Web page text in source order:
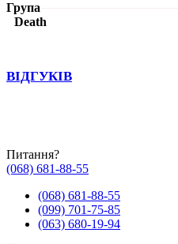
Група
Death
ВІДГУКІВ
Питання?
(068) 681-88-55
(068) 681-88-55
(099) 701-75-85
(063) 680-19-94